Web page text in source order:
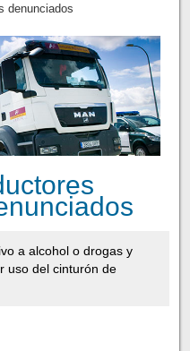
denunciados
a alcohol o drogas y
uso del cinturón de